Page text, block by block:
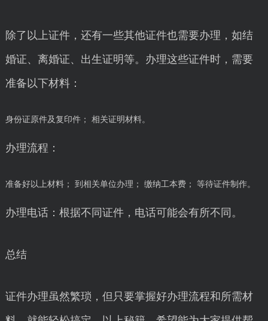
除了以上证件，还有一些其他证件也需要办理，如结
婚证、离婚证、出生证明等。办理这些证件时，需要
准备以下材料：
身份证原件及复印件； 相关证明材料。
办理流程：
准备好以上材料； 到相关单位办理； 缴纳工本费； 等待证件制作。
办理电话：根据不同证件，电话可能会有所不同。
总结
证件办理虽然繁琐，但只要掌握好办理流程和所需材